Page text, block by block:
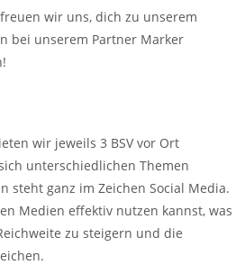
wir uns, dich zu unserem
bei unserem Partner Marker
wir jeweils 3 BSV vor Ort
unterschiedlichen Themen
steht ganz im Zeichen Social Media.
Medien effektiv nutzen kannst, was
zu steigern und die